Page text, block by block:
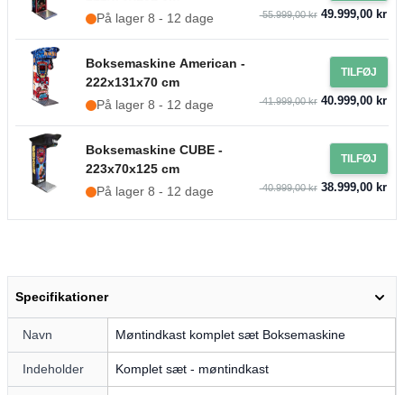
På lager 8 - 12 dage
55.999,00 kr49.999,00 kr
Boksemaskine American -
222x131x70 cm
På lager 8 - 12 dage
TILFØJ
41.999,00 kr40.999,00 kr
Boksemaskine CUBE -
223x70x125 cm
På lager 8 - 12 dage
TILFØJ
40.999,00 kr38.999,00 kr
Specifikationer
Navn Møntindkast komplet sæt Boksemaskine
Indeholder Komplet sæt - møntindkast